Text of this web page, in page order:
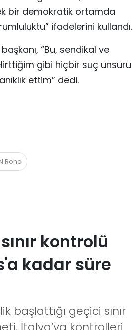
bir demokratik ortamda
ifadelerini kullandı.
“Bu, sendikal ve
gibi hiçbir suç unsuru
ettim” dedi.
Rona
kontrolü
kadar süre
geçici sınır